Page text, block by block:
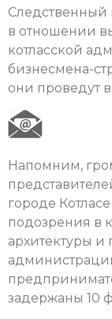
Следственный
в отношении
котласской
бизнесмена-
они проведут
Напомним,
городе
подозрения в
архитектуры и
задержаны 10